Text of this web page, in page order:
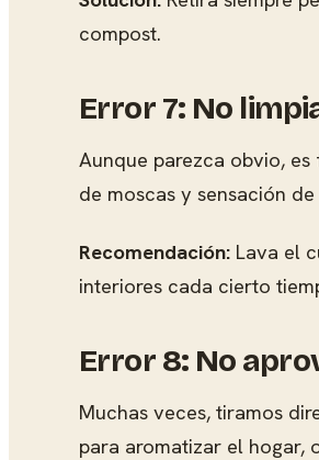
compost.
Error 7: No
Aunque parezca obvio,
de moscas y sensación
Recomendación: Lava el
interiores cada cierto
Error 8: No
Muchas veces, tiramos
para aromatizar el hogar,